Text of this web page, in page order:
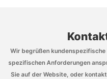
Wir begrüßen
spezifischen Anforderungen
Sie auf der Website, oder